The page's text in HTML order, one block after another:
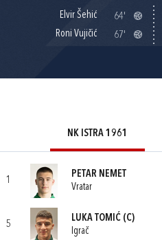
Elvir Šehić
64'
Roni Vujičić
67'
NK ISTRA 1961
1
PETAR NEMET
Vratar
5
LUKA TOMIĆ (C)
Igrač